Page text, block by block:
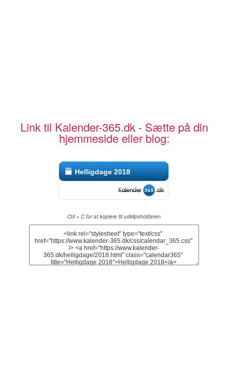
Link til Kalender-365.dk - Sætte på din
hjemmeside eller blog:
Helligdage 2018
Ctrl + C for at kopiere til udklipsholderen